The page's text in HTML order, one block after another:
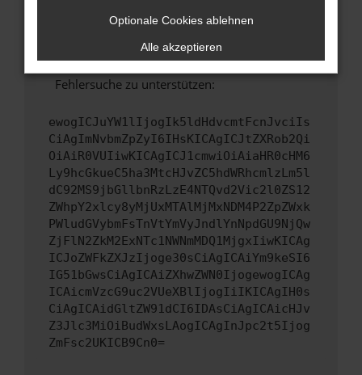
Wenn du alle oben genannten Schritte versucht
hast, kontaktiere uns bitte. Wir werden
versuchen, das Problem zu beheben. Du kannst
uns diesen Text schicken, um uns bei der
Fehlersuche zu unterstützen:
ewogICJuYW1lIjogIk5ldHdvcmtFcnJvciIs
CiAgImNvbmZpZyI6IHsKICAgICJtZXRob2Qi
OiAiR0VUIiwKICAgICJ1cmwiOiAiaHR0cHM6
Ly9hcGkueC5ha3MtcHJvZC5hdWRhcmlzLm5l
dC92MS9jbGllbnRzLzE4NTQvd2Vic2l0ZS12
ZWhpY2xlcy8yMjUxMTAlMjMxNDM4P2ZpZWxk
PWludGVybmFsTnVtYmVyJndlYnNpdGU9NjQw
ZjFlN2ZkM2ExNTc1NWNmMDQ1MjgxIiwKICAg
ICJoZWFkZXJzIjoge30sCiAgICAiYm9keSI6
IG51bGwsCiAgICAiZXhwZWN0IjogewogICAg
ICAicmVzcG9uc2VUeXBlIjogIiIKICAgIH0s
CiAgICAidGltZW91dCI6IDAsCiAgICAicHJv
Z3Jlc3MiOiBudWxsLAogICAgInJpc2t5Ijog
ZmFsc2UKICB9Cn0=
Optionale Cookies ablehnen
Alle akzeptieren